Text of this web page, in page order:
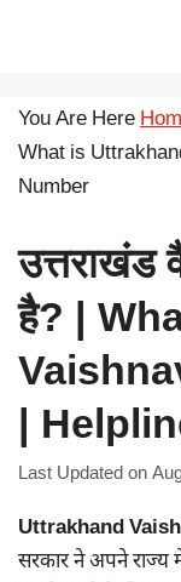
You Are Here
What is
Number
उत्तराखंड
है? |
|
Last Updated on
Uttrakhand
सरकार ने अपने राज्य